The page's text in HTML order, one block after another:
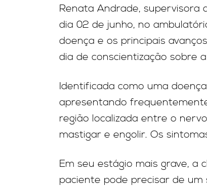
Renata Andrade, supervisora
dia 02 de junho, no
doença e os principais
dia de conscientização sobre
Identificada como uma
apresentando
região localizada entre o
mastigar e engolir. Os
Em seu estágio mais grave,
paciente pode precisar de